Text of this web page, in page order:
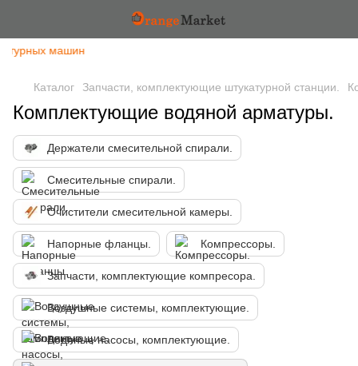
машин
Каталог Запчасти, комплектующие штукатурной станции.
Комплектующие водяной арматуры.
Держатели смесительной спирали.
Смесительные спирали.
Очистители смесительной камеры.
Напорные фланцы. Компрессоры.
Запчасти, комплектующие компресора.
Воздушные системы, комплектующие.
Водяные насосы, комплектующие.